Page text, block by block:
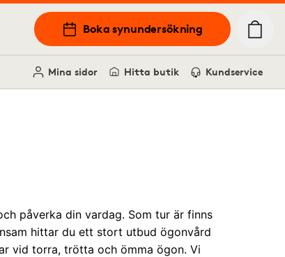
Boka synundersökning
Mina sidor Hitta butik Kundservice
påverka din vardag. Som tur är finns
hittar du ett stort utbud ögonvård
vid torra, trötta och ömma ögon. Vi